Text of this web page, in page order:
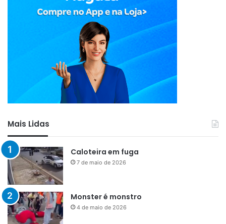
Mais Lidas
Caloteira em fuga
7 de maio de 2026
Monster é monstro
4 de maio de 2026